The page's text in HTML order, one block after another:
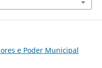
e Poder Municipal